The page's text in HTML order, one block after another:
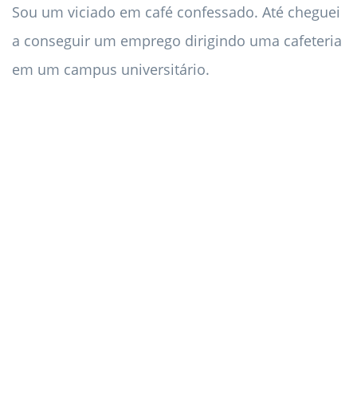
Sou um viciado em café confessado. Até cheguei
a conseguir um emprego dirigindo uma cafeteria
em um campus universitário.